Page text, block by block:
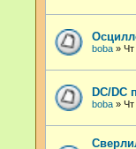
boba » Чт
DC/DC
boba » Чт